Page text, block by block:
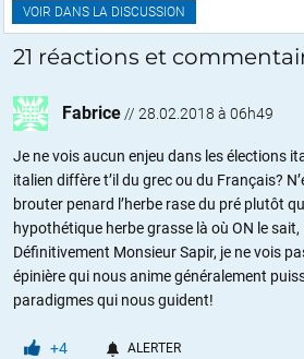
VOIR DANS LA DISCUSSION
21 réactions et
Fabrice // 28.02.2018 à 06h49
Je ne vois aucun enjeu dans les élections
italien diffère t’il du grec ou du Français?
brouter penard l’herbe rase du pré plutôt
hypothétique herbe grasse là où ON le sait,
Définitivement Monsieur Sapir, je ne vois
épinière qui nous anime généralement
paradigmes qui nous guident!
+4 ALERTER